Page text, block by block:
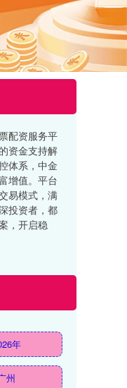
配资服务平
资金支持解
体系，中金
增值。平台
易模式，满
投资者，都
，开启稳
年
州